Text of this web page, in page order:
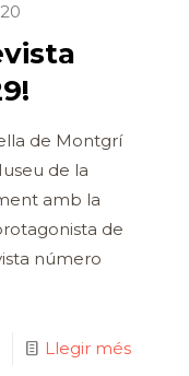
de Montgrí
de la
amb la
de
número
Llegir més